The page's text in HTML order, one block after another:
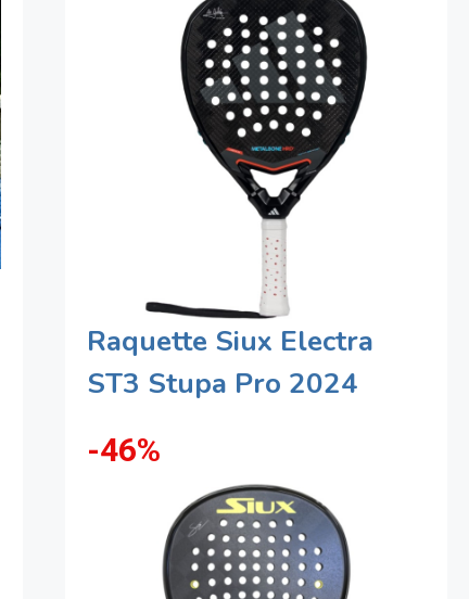
Raquette Siux Electra
ST3 Stupa Pro 2024
-46%